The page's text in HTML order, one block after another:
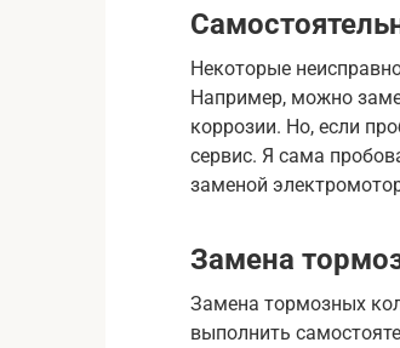
Некоторые
Например, можно
коррозии. Но, если
сервис. Я сама
заменой
Замена
Замена тормозных
выполнить